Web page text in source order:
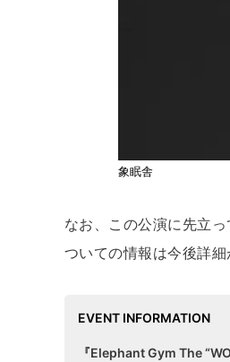
象眠舎
なお、この公演に先立
ついての情報は今後詳細
EVENT INFORMATION
『Elephant Gym The